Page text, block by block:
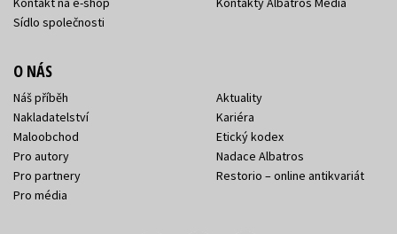
Sídlo společnosti
O NÁS
Náš příběh
Nakladatelství
Maloobchod
Pro autory
Pro partnery
Pro média
Aktuality
Kariéra
Etický kodex
Nadace Albatros
Restorio – online antikvariát